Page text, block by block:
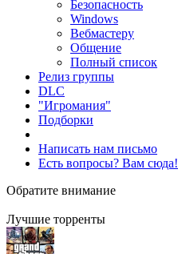
Безопасность
Windows
Вебмастеру
Общение
Полный список
Релиз группы
DLC
"Игромания"
Подборки
Написать нам письмо
Есть вопросы? Вам сюда!
Обратите внимание
Лучшие торренты